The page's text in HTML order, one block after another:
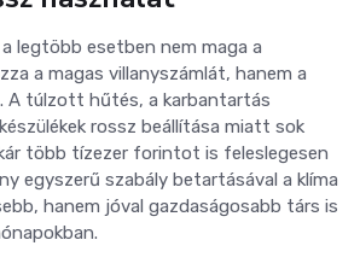
legtöbb esetben nem maga a
a magas villanyszámlát, hanem a
A túlzott hűtés, a karbantartás
rossz beállítása miatt sok
több tízezer forintot is feleslegesen
egyszerű szabály betartásával a klíma
hanem jóval gazdaságosabb társ is